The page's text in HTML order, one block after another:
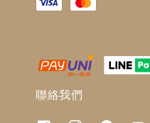
聯絡我們